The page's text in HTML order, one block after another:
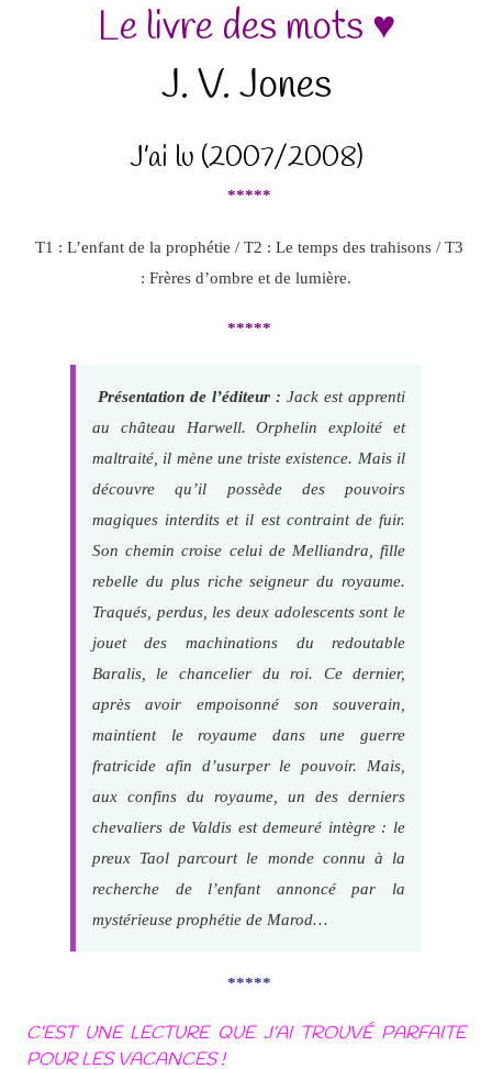
Le livre des mots ♥
J. V. Jones
J’ai lu (2007/2008)
*****
T1 : L’enfant de la prophétie / T2 : Le temps des trahisons / T3
: Frères d’ombre et de lumière.
*****
Présentation de l’éditeur : Jack est apprenti
au château Harwell. Orphelin exploité et
maltraité, il mène une triste existence. Mais il
découvre qu’il possède des pouvoirs
magiques interdits et il est contraint de fuir.
Son chemin croise celui de Melliandra, fille
rebelle du plus riche seigneur du royaume.
Traqués, perdus, les deux adolescents sont le
jouet des machinations du redoutable
Baralis, le chancelier du roi. Ce dernier,
après avoir empoisonné son souverain,
maintient le royaume dans une guerre
fratricide afin d’usurper le pouvoir. Mais,
aux confins du royaume, un des derniers
chevaliers de Valdis est demeuré intègre : le
preux Taol parcourt le monde connu à la
recherche de l’enfant annoncé par la
mystérieuse prophétie de Marod…
*****
C’EST UNE LECTURE QUE J’AI TROUVÉ PARFAITE
POUR LES VACANCES !